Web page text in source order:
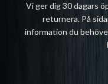
Vi ger dig 30 dagars
returnera. På
information du